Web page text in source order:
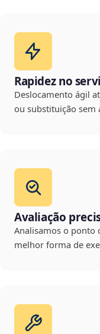
Rapidez no
Deslocamento ágil
ou substituição sem
Avaliação
Analisamos o ponto
melhor forma de